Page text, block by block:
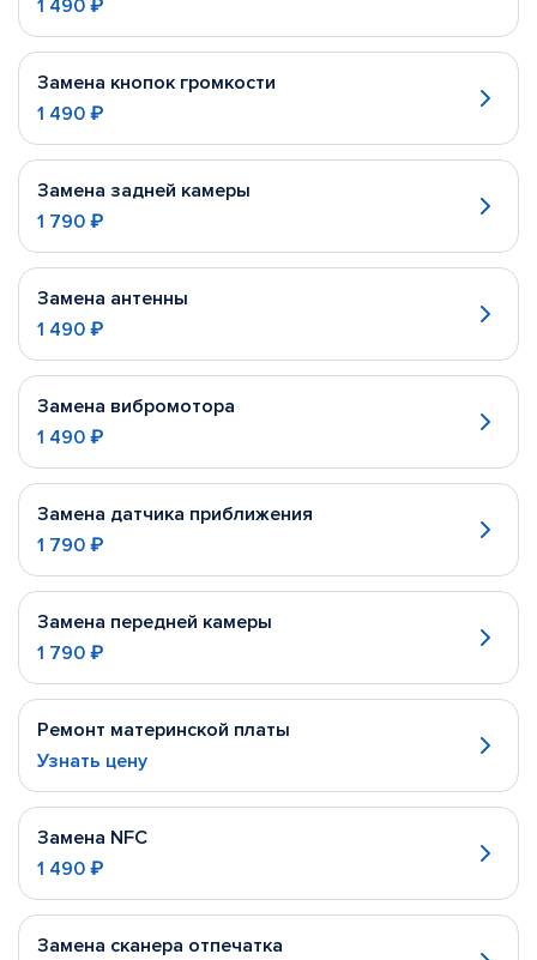
1 490 ₽
Замена кнопок громкости
1 490 ₽
Замена задней камеры
1 790 ₽
Замена антенны
1 490 ₽
Замена вибромотора
1 490 ₽
Замена датчика приближения
1 790 ₽
Замена передней камеры
1 790 ₽
Ремонт материнской платы
Узнать цену
Замена NFC
1 490 ₽
Замена сканера отпечатка